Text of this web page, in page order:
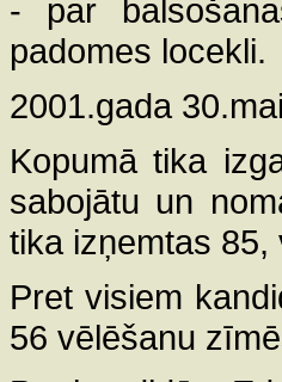
- par
padomes locekli.
2001.gada
Kopumā tika
sabojātu un
tika izņemtas
Pret visiem
56 vēlēšanu